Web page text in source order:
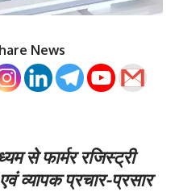
News
से फार्मर रजिस्ट्री
व्यापक प्रचार-प्रसार